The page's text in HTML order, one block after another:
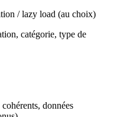
/ lazy load (au choix)
catégorie, type de
données